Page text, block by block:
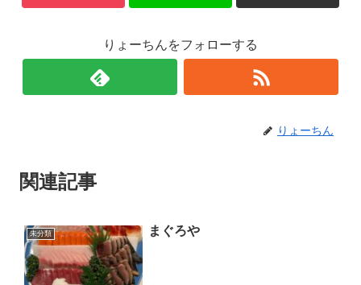
りょーちんをフォローする
りょーちん
関連記事
未分類 まぐろや